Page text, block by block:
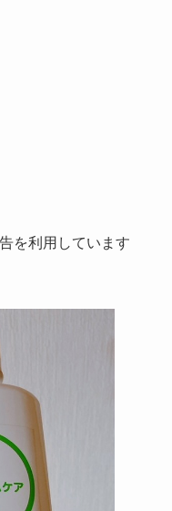
を利用しています